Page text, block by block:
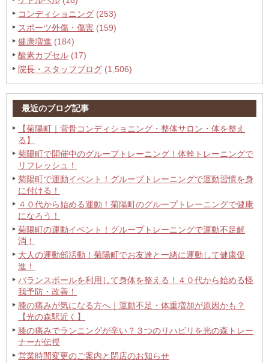
コンディショニング (253)
スポーツ外傷・傷害 (159)
健康増進 (184)
酸素カプセル (17)
院長・スタッフブログ (1,506)
最近のブログ記事
【菊陽町｜背骨コンディショニング・整体サロン・体を整え
る】
菊陽町で開催中のグループトレーニング！体幹トレーニングで
リフレッシュ！
菊陽町で運動イベント！グループトレーニングで運動習慣を身
に付ける！
４０代から始める運動！菊陽町のグループトレーニングで健康
になろう！
菊陽町の運動イベント！グループトレーニングで運動不足解
消！
大人の運動部活動！菊陽町でお友達と一緒に運動して健康促
進！
バランスボールを利用して身体を整える！４０代から始める怪
我予防・改善！
膝の痛みが気になる方へ｜運動不足・体重増加が原因かも？
【光の森駅近く】
膝の痛みでランニングが辛い？３つのリハビリを光の森トレー
ナーが伝授
営業時間変更のご案内と閉店のお知らせ